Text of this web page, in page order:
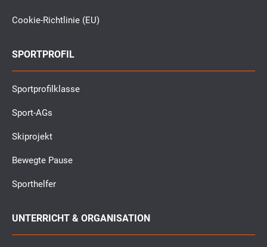
Cookie-Richtlinie (EU)
SPORTPROFIL
Sportprofilklasse
Sport-AGs
Skiprojekt
Bewegte Pause
Sporthelfer
UNTERRICHT & ORGANISATION